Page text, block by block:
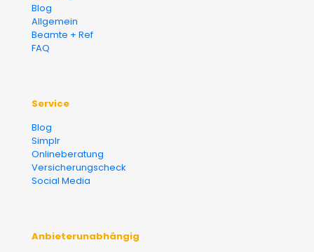
Blog
Allgemein
Beamte + Ref
FAQ
Service
Blog
Simplr
Onlineberatung
Versicherungscheck
Social Media
Anbieterunabhängig